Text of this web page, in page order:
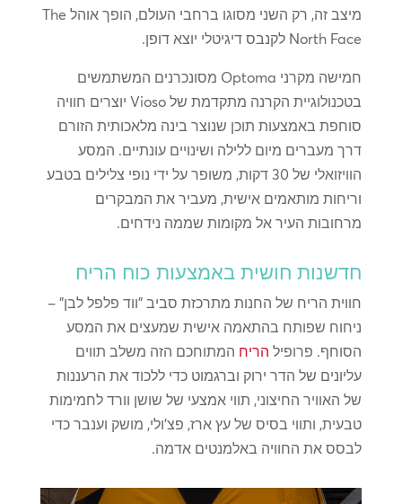
מיצב זה, רק השני מסוגו ברחבי העולם, הופך אוהל The
North Face לקנבס דיגיטלי יוצא דופן.
חמישה מקרני Optoma מסונכרנים המשתמשים
בטכנולוגיית הקרנה מתקדמת של Vioso יוצרים חוויה
סוחפת באמצעות תוכן שנוצר בינה מלאכותית הזורם
דרך מעברים מיום ללילה ושינויים עונתיים. המסע
הוויזואלי של 30 דקות, משופר על ידי נופי צלילים בטבע
וריחות מותאמים אישית, מעביר את המבקרים
מרחובות העיר אל מקומות שממה נידחים.
חדשנות חושית באמצעות כוח הריח
חווית הריח של החנות מתרכזת סביב "ווד פלפל לבן" –
ניחוח שפותח בהתאמה אישית שמעצים את המסע
הסוחף. פרופיל הריח המתוחכם הזה משלב תווים
עליונים של הדר ירוק וברגמוט כדי ללכוד את הרעננות
של האוויר החיצוני, תווי אמצעי של שושן וורד לחמימות
טבעית, ותווי בסיס של עץ ארז, פצ'ולי, מושק וענבר כדי
לבסס את החוויה באלמנטים אדמה.